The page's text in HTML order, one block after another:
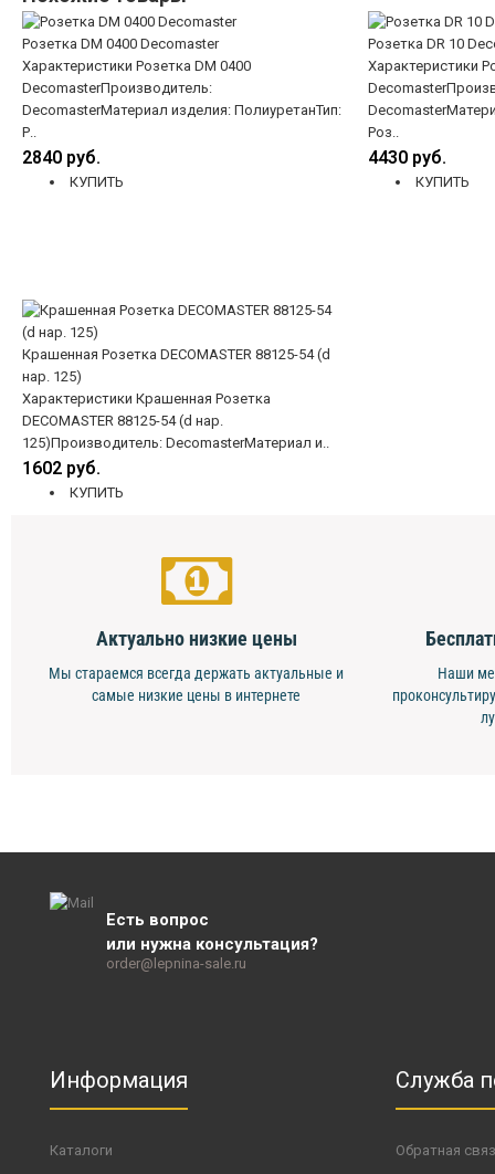
Розетка DM 0400 Decomaster
Характеристики Розетка DM 0400
DecomasterПроизводитель:
DecomasterМатериал изделия: ПолиуретанТип:
Р..
2840 руб.
КУПИТЬ
Розетка DR 10
Характеристики
Роз..
4430 руб.
КУПИТЬ
Крашенная Розетка DECOMASTER 88125-54 (d
нар. 125)
Характеристики Крашенная Розетка
DECOMASTER 88125-54 (d нар.
125)Производитель: DecomasterМатериал и..
1602 руб.
КУПИТЬ
Актуально низкие цены
Мы стараемся всегда держать актуальные и
самые низкие цены в интернете
Наши
Есть вопрос
или нужна консультация?
order@lepnina-sale.ru
Информация
Каталоги
Служба
Обратная